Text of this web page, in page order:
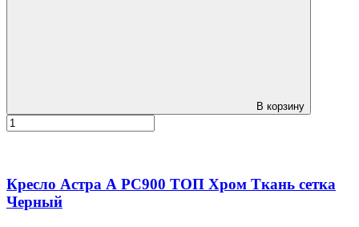
В корзину
Кресло Астра А РС900 ТОП Хром Ткань сетка
Черный